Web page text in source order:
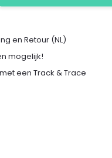
en Retour (NL)
mogelijk!
een Track & Trace